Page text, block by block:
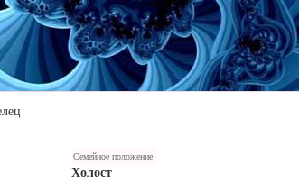
Семейное положение:
Холост